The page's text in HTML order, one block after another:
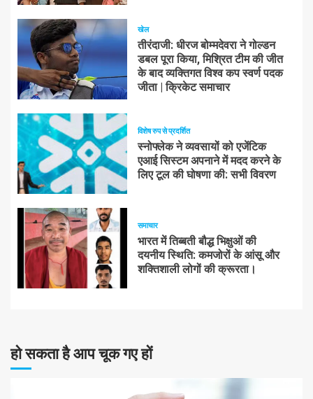
खेल
तीरंदाजी: धीरज बोम्मदेवरा ने गोल्डन
डबल पूरा किया, मिश्रित टीम की जीत
के बाद व्यक्तिगत विश्व कप स्वर्ण पदक
जीता | क्रिकेट समाचार
विशेष रुप से प्रदर्शित
स्नोफ्लेक ने व्यवसायों को एजेंटिक
एआई सिस्टम अपनाने में मदद करने के
लिए टूल की घोषणा की: सभी विवरण
समाचार
भारत में तिब्बती बौद्ध भिक्षुओं की
दयनीय स्थिति: कमजोरों के आंसू और
शक्तिशाली लोगों की क्रूरता।
हो सकता है आप चूक गए हों